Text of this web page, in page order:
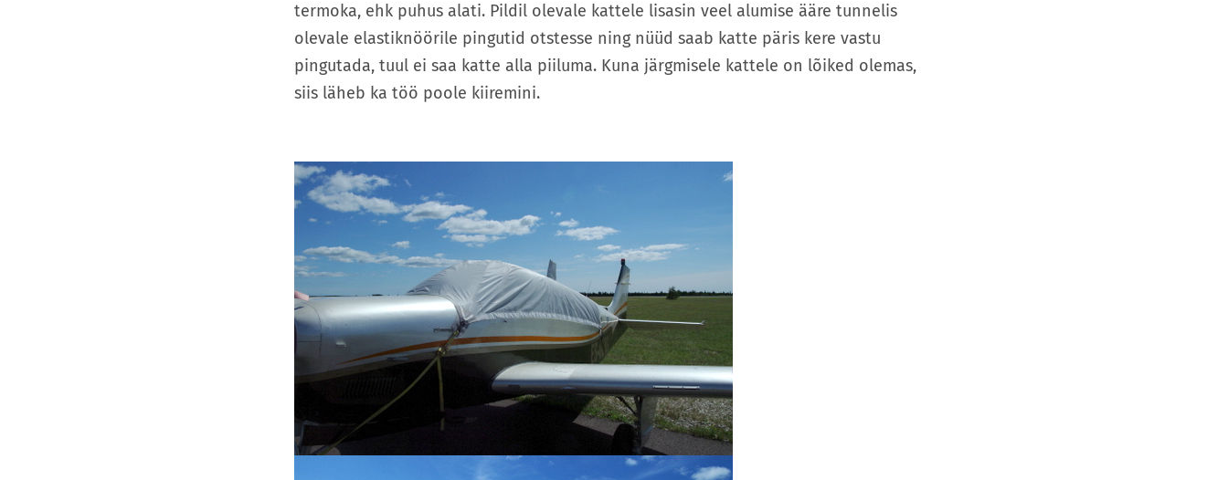
termoka, ehk puhus alati. Pildil olevale kattele lisasin veel alumise ääre tunnelis
olevale elastiknöörile pingutid otstesse ning nüüd saab katte päris kere vastu
pingutada, tuul ei saa katte alla piiluma. Kuna järgmisele kattele on lõiked olemas,
siis läheb ka töö poole kiiremini.